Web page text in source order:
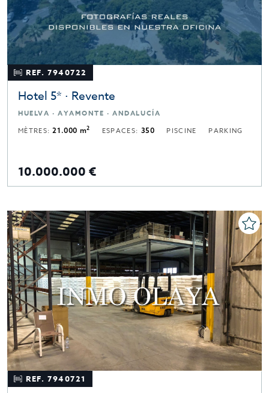
REF. 7940722
Hotel 5* · Revente
HUELVA · AYAMONTE · ANDALUCÍA
MÈTRES:21.000 m2 ESPACES: 350 PISCINE PARKING
10.000.000 €
REF. 7940721